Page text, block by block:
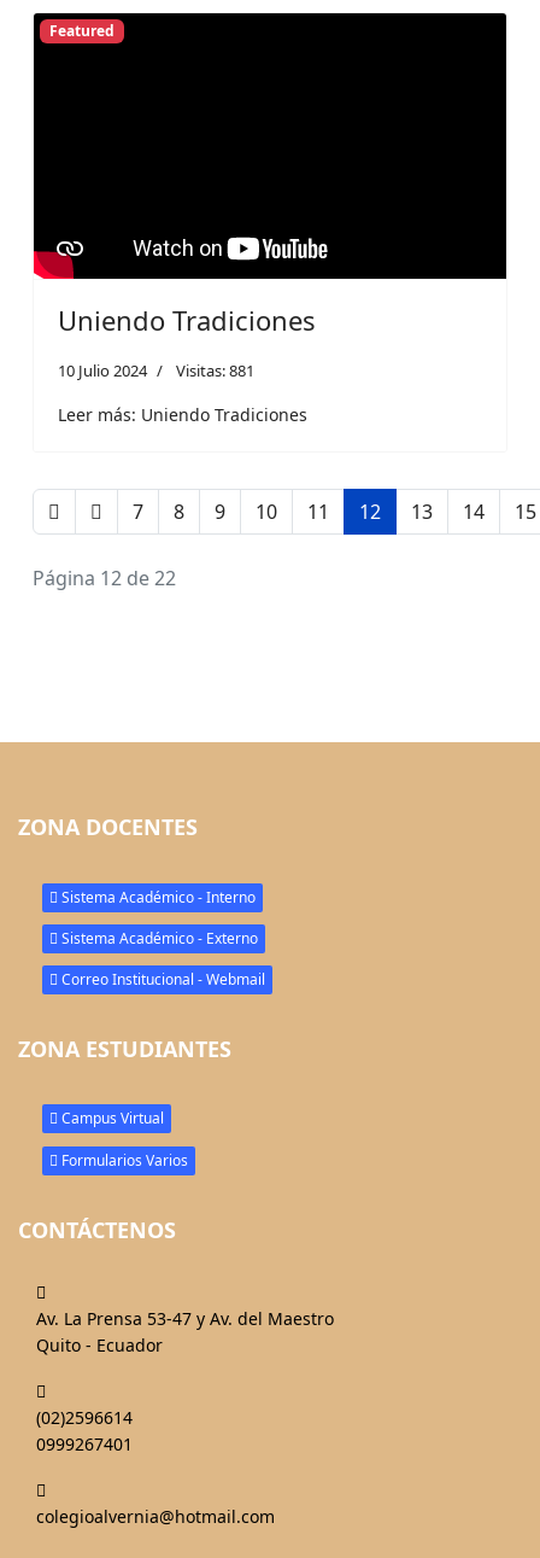
Featured
Uniendo Tradiciones
10 Julio 2024 Visitas: 881
Leer más: Uniendo Tradiciones
7 8 9 10 11 12 13 14 15
Página 12 de 22
ZONA DOCENTES
Sistema Académico - Interno
Sistema Académico - Externo
Correo Institucional - Webmail
ZONA ESTUDIANTES
Campus Virtual
Formularios Varios
CONTÁCTENOS
fa-
map-
Av. La Prensa 53-47 y Av. del Maestro
Quito - Ecuador
fa-
phone-
(02)2596614
0999267401
fa-
colegioalvernia@hotmail.com